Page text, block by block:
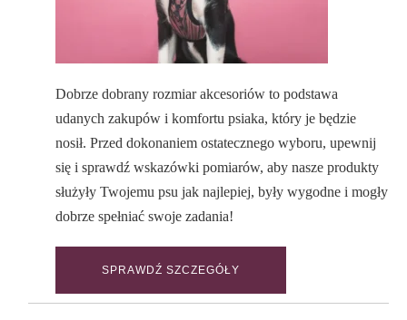
Dobrze dobrany rozmiar akcesoriów to podstawa
udanych zakupów i komfortu psiaka, który je będzie
nosił. Przed dokonaniem ostatecznego wyboru, upewnij
się i sprawdź wskazówki pomiarów, aby nasze produkty
służyły Twojemu psu jak najlepiej, były wygodne i mogły
dobrze spełniać swoje zadania!
SPRAWDŹ SZCZEGÓŁY